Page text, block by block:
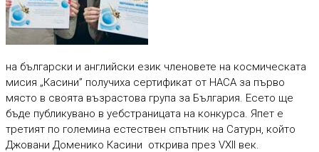
на български и английски език членовете на космическата
мисия „Касини” получиха сертификат от НАСА за първо
място в своята възрастова група за България. Есето ще
бъде публикувано в уебстраницата на конкурса. Япет е
третият по големина естествен спътник на Сатурн, който
Джовани Доменико Касини открива през VXII век.